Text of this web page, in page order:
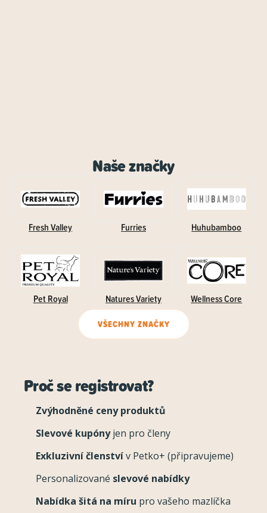
Naše značky
Fresh Valley Furries Huhubamboo
Pet Royal Natures Variety Wellness Core
VŠECHNY ZNAČKY
Proč se registrovat?
Zvýhodněné ceny produktů
Slevové kupónyjen pro členy
Exkluzivní členstvív Petko+ (připravujeme)
Personalizované slevové nabídky
Nabídka šitá na míru pro vašeho mazlíčka